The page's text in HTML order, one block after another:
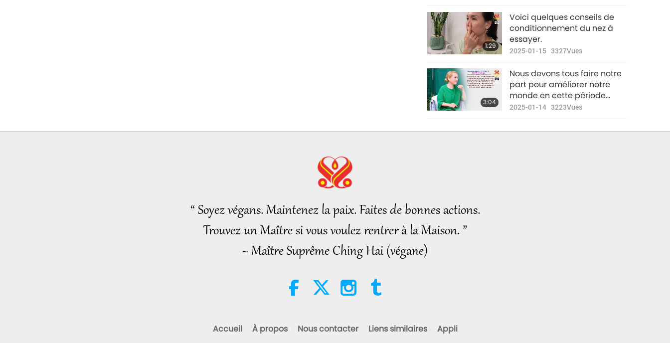
16
34:36
Nouvelles
d'exception
2023-01-162737
17
34:28
Nouvelles
d'exception
2023-01-172597
n’existe pas. Seuls des yeux
d’enfant peuvent voir la
vérité à travers toutes les
incertitudes.
1:29
Voici quelques conseils de
conditionnement du nez à
essayer.
2025-01-15 3327Vues
3:04
Nous devons tous faire notre
part pour améliorer notre
monde en cette période
critique, surtout via Supreme
haute technologie moderne.
2025-01-14 3223Vues
“ Soyez végans. Maintenez la paix. Faites de bonnes actions.
Trouvez un Maître si vous voulez rentrer à la Maison. ”
~ Maître Suprême Ching Hai (végane)
Accueil À propos Nous contacter Liens similaires Appli